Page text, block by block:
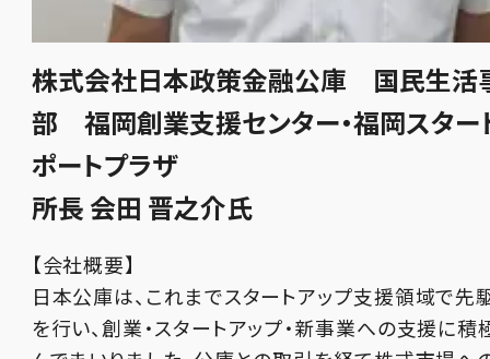
株式会社日本政策金融公庫 国民生活
部 福岡創業支援センター・福岡スター
ポートプラザ
所長 会田 晋之介氏
【会社概要】
日本公庫は、これまでスタートアップ支援領域で
を行い、創業・スタートアップ・新事業への支援に